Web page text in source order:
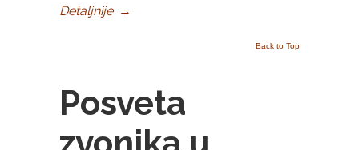
Detaljnije →
Back to Top
Posveta